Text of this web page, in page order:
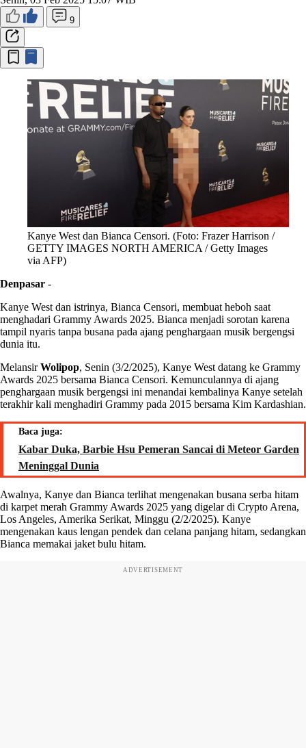
9
Kanye West dan Bianca Censori. (Foto: Frazer Harrison /
GETTY IMAGES NORTH AMERICA / Getty Images
via AFP)
Denpasar -
Kanye West dan istrinya, Bianca Censori, membuat heboh saat
menghadari Grammy Awards 2025. Bianca menjadi sorotan karena
tampil nyaris tanpa busana pada ajang penghargaan musik bergengsi
dunia itu.
MelansirWolipop, Senin (3/2/2025), Kanye West datang ke Grammy
Awards 2025 bersama Bianca Censori. Kemunculannya di ajang
penghargaan musik bergengsi ini menandai kembalinya Kanye setelah
terakhir kali menghadiri Grammy pada 2015 bersama Kim Kardashian.
Baca juga:
Kabar Duka, Barbie Hsu Pemeran Sancai di Meteor Garden
Meninggal Dunia
Awalnya, Kanye dan Bianca terlihat mengenakan busana serba hitam
di karpet merah Grammy Awards 2025 yang digelar di Crypto Arena,
Los Angeles, Amerika Serikat, Minggu (2/2/2025). Kanye
mengenakan kaus lengan pendek dan celana panjang hitam, sedangkan
Bianca memakai jaket bulu hitam.
ADVERTISEMENT